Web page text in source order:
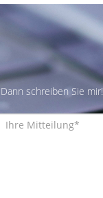
schreiben Sie mir!